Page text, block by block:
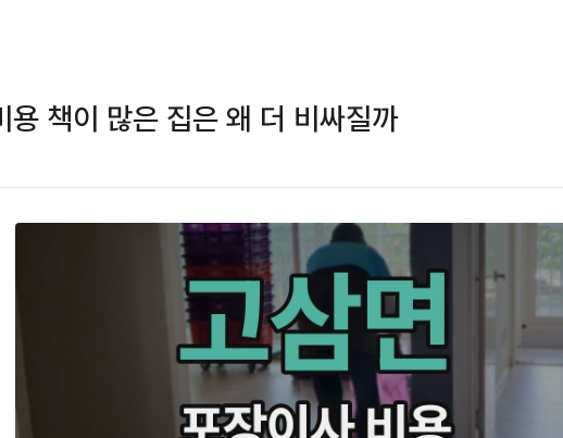
용 책이 많은 집은 왜 더 비싸질까